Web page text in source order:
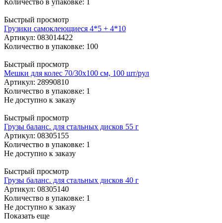
Быстрый просмотр
Грузики самоклеющиеся 4*5 + 4*10
Артикул: 083014422
Количество в упаковке: 100
Быстрый просмотр
Мешки для колес 70/30х100 см, 100 шт/рул
Артикул: 28990810
Количество в упаковке: 1
Не доступно к заказу
Быстрый просмотр
Грузы баланс. для стальных дисков 55 г
Артикул: 08305155
Количество в упаковке: 1
Не доступно к заказу
Быстрый просмотр
Грузы баланс. для стальных дисков 40 г
Артикул: 08305140
Количество в упаковке: 1
Не доступно к заказу
Показать еще